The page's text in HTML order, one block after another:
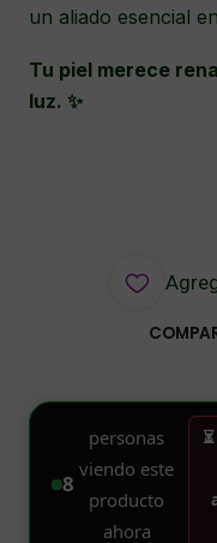
un aliado esencial
Tu piel merece
luz. ✨